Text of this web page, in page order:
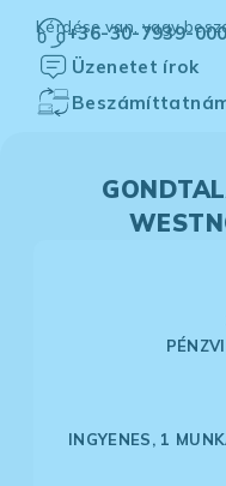
Kérdése van, vagy
+36-30-7939-
Üzenetet írok
INGYENES, 1